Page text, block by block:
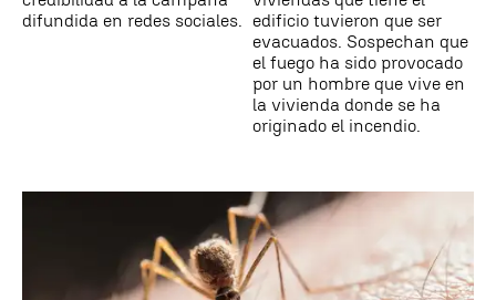
difundida en redes sociales. edificio tuvieron que ser
evacuados. Sospechan que
el fuego ha sido provocado
por un hombre que vive en
la vivienda donde se ha
originado el incendio.